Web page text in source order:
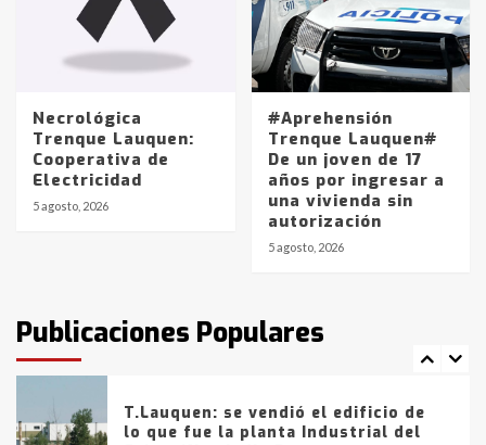
Necrológica
Trenque Lauquen:
Cooperativa de
Electricidad
5 agosto, 2026
#Aprehensión
Trenque Lauquen#
De un joven de 17
años por ingresar a
una vivienda sin
autorización
5 agosto, 2026
Publicaciones Populares
Los precios de los combustibles en
La Pampa, desde YPF hasta Axion
entre 857 a 1338 pesos
La Bolsa de Cereales de Bahía
Blanca anticipa que Agosto vendrá
con lluvias y heladas, en gran parte
fueron detenidos por
comercialización de drogas en la
tarde del sábado
T.Lauquen: se vendió el edificio de
lo que fue la planta Industrial del